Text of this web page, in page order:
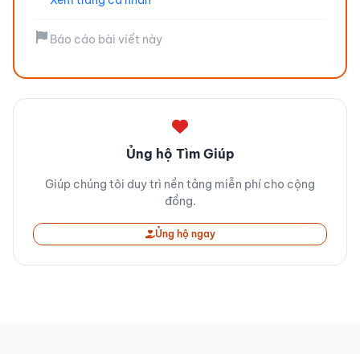
Báo cáo bài viết này
Ủng hộ Tìm Giúp
Giúp chúng tôi duy trì nền tảng miễn phí cho cộng
đồng.
Ủng hộ ngay